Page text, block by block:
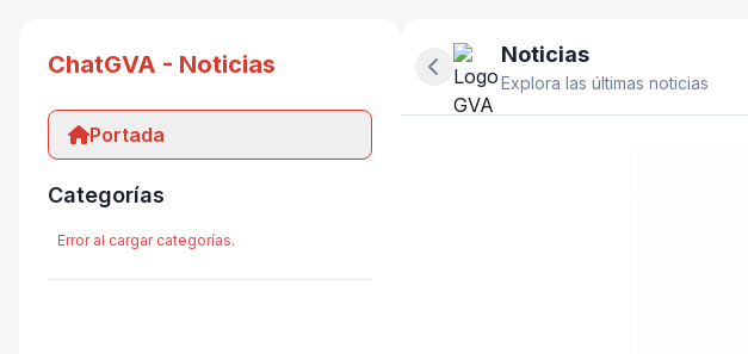
ChatGVA - Noticias
Portada
Categorías
Error al cargar categorías.
Ocultar panel lateral
Noticias
Explora las últimas noticias